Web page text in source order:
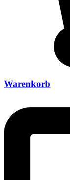
Warenkorb